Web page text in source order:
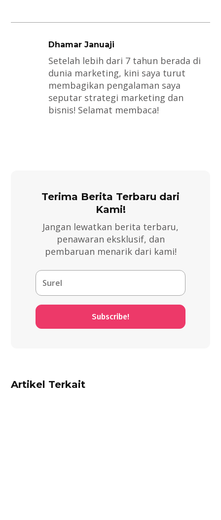
Dhamar Januaji
Setelah lebih dari 7 tahun berada di
dunia marketing, kini saya turut
membagikan pengalaman saya
seputar strategi marketing dan
bisnis! Selamat membaca!
Terima Berita Terbaru dari
Kami!
Jangan lewatkan berita terbaru,
penawaran eksklusif, dan
pembaruan menarik dari kami!
Subscribe!
Artikel Terkait